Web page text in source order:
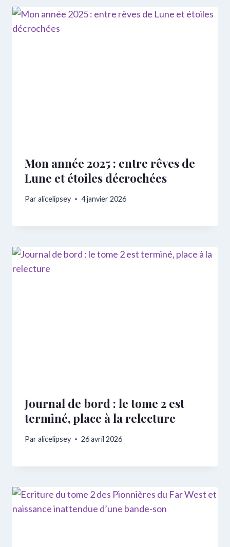
Mon année 2025 : entre rêves de
Lune et étoiles décrochées
Paralicelipsey 4 janvier 2026
Journal de bord : le tome 2 est
terminé, place à la relecture
Paralicelipsey 26 avril 2026